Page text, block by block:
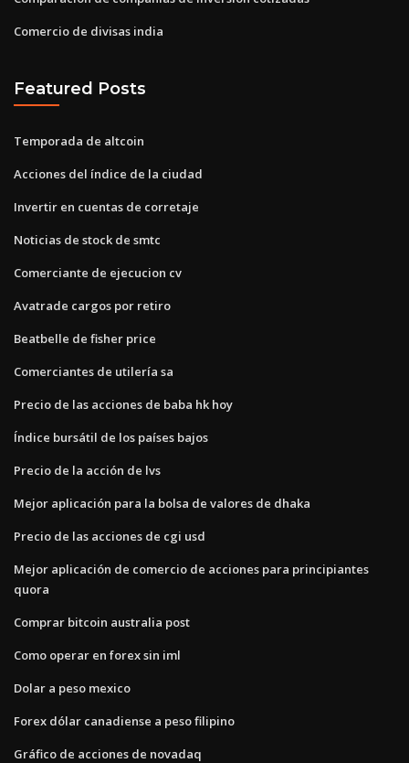
Comercio de divisas india
Featured Posts
Temporada de altcoin
Acciones del índice de la ciudad
Invertir en cuentas de corretaje
Noticias de stock de smtc
Comerciante de ejecucion cv
Avatrade cargos por retiro
Beatbelle de fisher price
Comerciantes de utilería sa
Precio de las acciones de baba hk hoy
Índice bursátil de los países bajos
Precio de la acción de lvs
Mejor aplicación para la bolsa de valores de dhaka
Precio de las acciones de cgi usd
Mejor aplicación de comercio de acciones para principiantes
quora
Comprar bitcoin australia post
Como operar en forex sin iml
Dolar a peso mexico
Forex dólar canadiense a peso filipino
Gráfico de acciones de novadaq